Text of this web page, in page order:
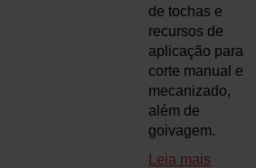
de tochas e
recursos de
aplicação para
corte manual e
mecanizado,
além de
goivagem.
Leia mais